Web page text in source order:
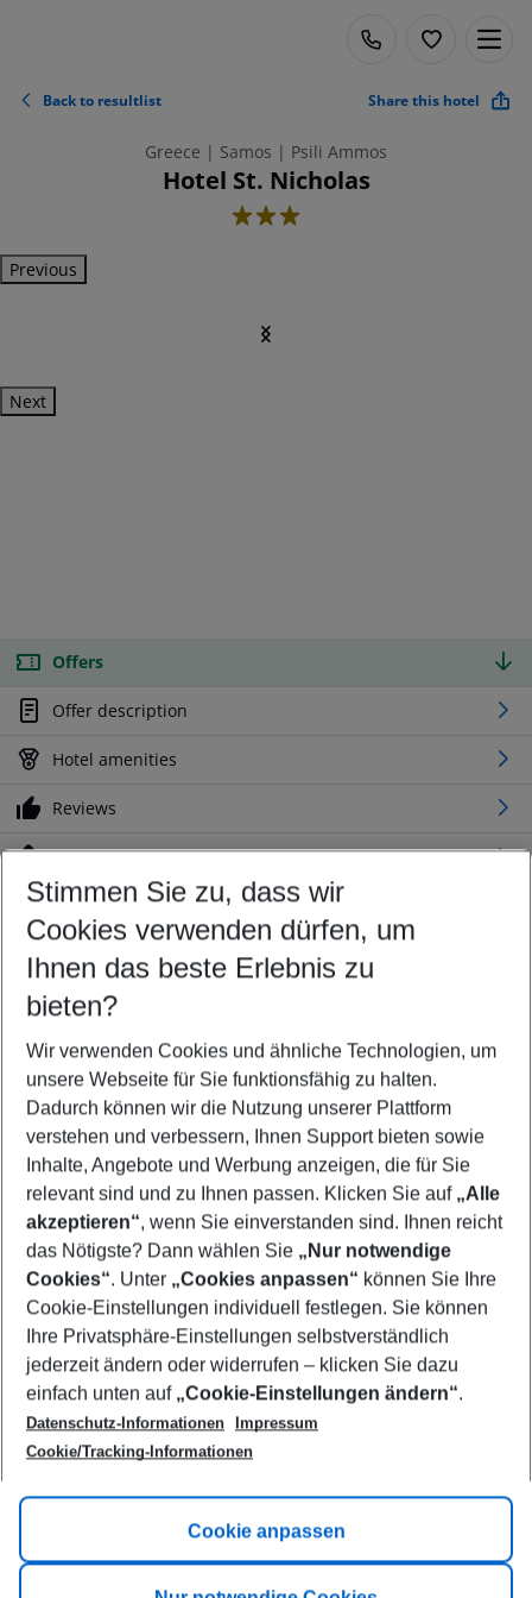
Back to resultlist Share this hotel
Greece | Samos | Psili Ammos
Hotel St. Nicholas
3
Previous
Next
Offers
Offer description
Hotel amenities
Reviews
Location
Customize your offer
Find the perfect deal which suits your best
Your departure airport
Any airport
Select your date range
11/08/26–09/08/27 5-8 nights
Who will travel
2 adults No children
Show more filter
Footer
Footer navigation
Title A
Link A
Stimmen Sie zu, dass wir
Cookies verwenden dürfen, um
Ihnen das beste Erlebnis zu
bieten?
Wir verwenden Cookies und ähnliche Technologien, um
unsere Webseite für Sie funktionsfähig zu halten.
Dadurch können wir die Nutzung unserer Plattform
verstehen und verbessern, Ihnen Support bieten sowie
Inhalte, Angebote und Werbung anzeigen, die für Sie
relevant sind und zu Ihnen passen. Klicken Sie auf „Alle
akzeptieren“, wenn Sie einverstanden sind. Ihnen reicht
das Nötigste? Dann wählen Sie „Nur notwendige
Cookies“. Unter „Cookies anpassen“ können Sie Ihre
Cookie-Einstellungen individuell festlegen. Sie können
Ihre Privatsphäre-Einstellungen selbstverständlich
jederzeit ändern oder widerrufen – klicken Sie dazu
einfach unten auf „Cookie-Einstellungen ändern“.
Datenschutz-Informationen
Impressum
Cookie/Tracking-Informationen
Cookie anpassen